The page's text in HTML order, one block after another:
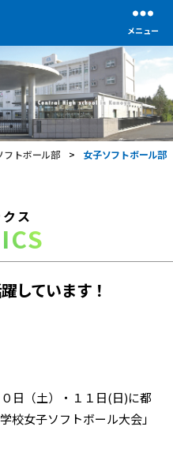
メニュー
フトボール部 >
女子ソフトボール部
ス
しています！
日（土）・１１日(日)に都
校女子ソフトボール大会」